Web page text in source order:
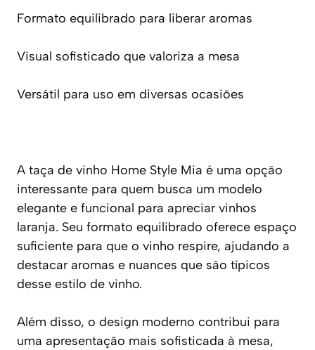
Formato equilibrado para liberar aromas
Visual sofisticado que valoriza a mesa
Versátil para uso em diversas ocasiões
A taça de vinho Home Style Mia é uma opção
interessante para quem busca um modelo
elegante e funcional para apreciar vinhos
laranja. Seu formato equilibrado oferece espaço
suficiente para que o vinho respire, ajudando a
destacar aromas e nuances que são típicos
desse estilo de vinho.
Além disso, o design moderno contribui para
uma apresentação mais sofisticada à mesa,